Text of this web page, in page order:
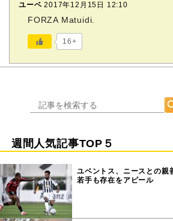
ユーベ 2017年12月15日 12:10
FORZA Matuidi.
16+
週間人気記事TOP５
ユベントス、ニースとの
若手も存在をアピール